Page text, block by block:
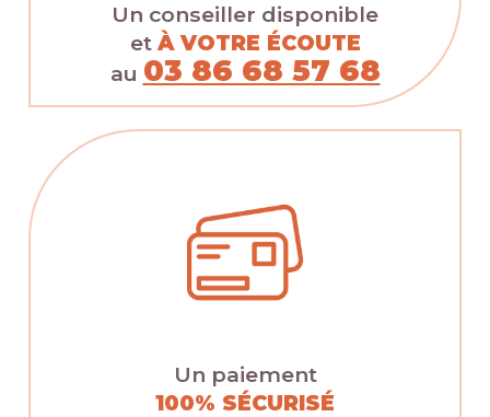
Un conseiller disponible
etÀ VOTRE ÉCOUTE
au 03 86 68 57 68
Un paiement
100% SÉCURISÉ